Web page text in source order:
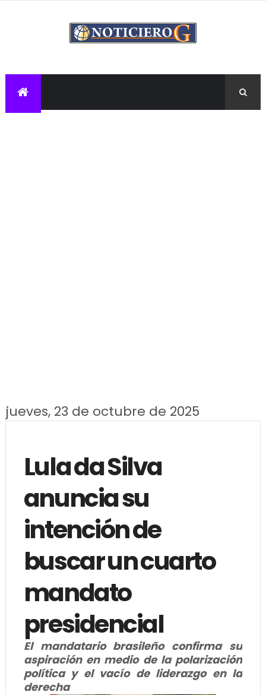
jueves, 23 de octubre de 2025
Lula da Silva
anuncia su
intención de
buscar un cuarto
mandato
presidencial
El mandatario brasileño confirma su
aspiración en medio de la polarización
política y el vacío de liderazgo en la
derecha